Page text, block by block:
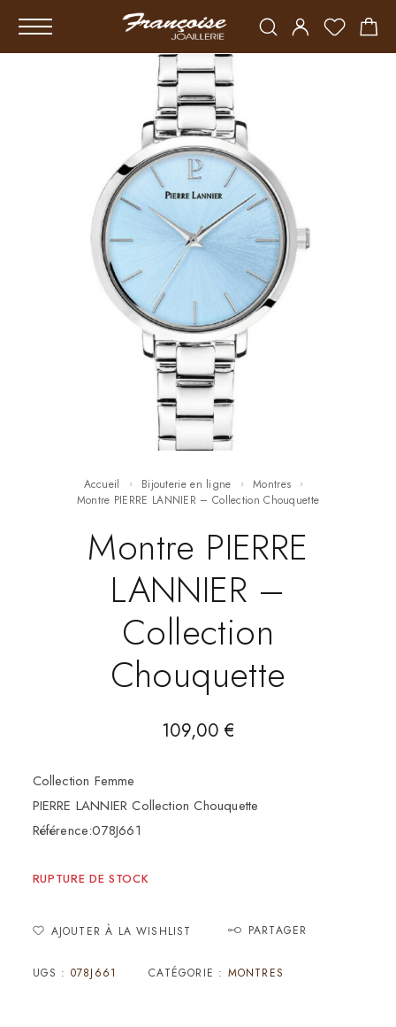
Accueil Bijouterie en ligne
Montres
Montre PIERRE LANNIER – Collection Chouquette
Montre PIERRE
LANNIER –
Collection
Chouquette
109,00€
Collection Femme
PIERRE LANNIER Collection Chouquette
Référence:078J661
RUPTURE DE STOCK
AJOUTER À LA WISHLIST PARTAGER
UGS : 078J661 CATÉGORIE : MONTRES